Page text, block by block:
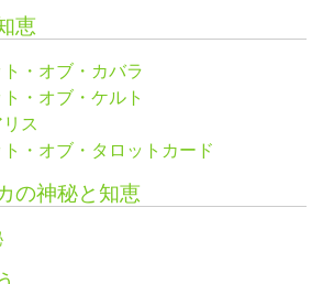
恵
・オブ・カバラ
・オブ・ケルト
ス
・オブ・タロットカード
の神秘と知恵